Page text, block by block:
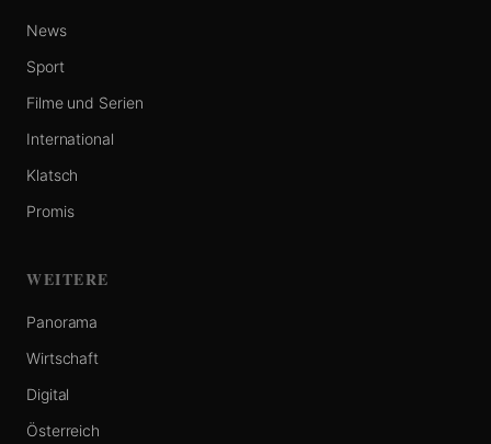
News
Sport
Filme und Serien
International
Klatsch
Promis
WEITERE
Panorama
Wirtschaft
Digital
Österreich